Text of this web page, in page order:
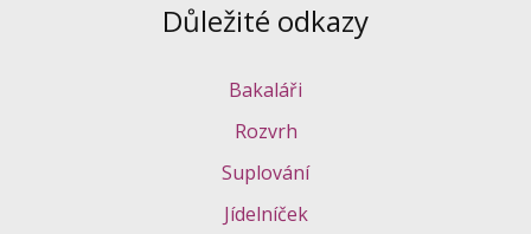
Důležité odkazy
Bakaláři
Rozvrh
Suplování
Jídelníček